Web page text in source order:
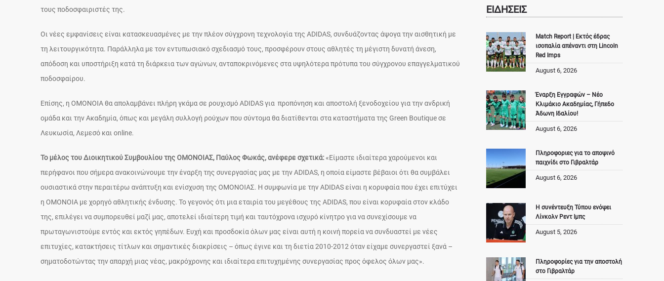
τους ποδοσφαιριστές της.
Οι νέες εμφανίσεις είναι κατασκευασμένες με την πλέον σύγχρονη τεχνολογία της ADIDAS, συνδυάζοντας άψογα την αισθητική με
τη λειτουργικότητα. Παράλληλα με τον εντυπωσιακό σχεδιασμό τους, προσφέρουν στους αθλητές τη μέγιστη δυνατή άνεση,
απόδοση και υποστήριξη κατά τη διάρκεια των αγώνων, ανταποκρινόμενες στα υψηλότερα πρότυπα του σύγχρονου επαγγελματικού
ποδοσφαίρου.
Επίσης, η ΟΜΟΝΟΙΑ θα απολαμβάνει πλήρη γκάμα σε ρουχισμό ADIDAS για προπόνηση και αποστολή ξενοδοχείου για την ανδρική
ομάδα και την Ακαδημία, όπως και μεγάλη συλλογή ρούχων που σύντομα θα διατίθενται στα καταστήματα της Green Boutique σε
Λευκωσία, Λεμεσό και online.
Το μέλος του Διοικητικού Συμβουλίου της ΟΜΟΝΟΙΑΣ, Παύλος Φωκάς, ανέφερε σχετικά: «Είμαστε ιδιαίτερα χαρούμενοι και
περήφανοι που σήμερα ανακοινώνουμε την έναρξη της συνεργασίας μας με την ADIDAS, η οποία είμαστε βέβαιοι ότι θα συμβάλει
ουσιαστικά στην περαιτέρω ανάπτυξη και ενίσχυση της ΟΜΟΝΟΙΑΣ. Η συμφωνία με την ADIDAS είναι η κορυφαία που έχει επιτύχει
η ΟΜΟΝΟΙΑ με χορηγό αθλητικής ένδυσης. Το γεγονός ότι μια εταιρία του μεγέθους της ADIDAS, που είναι κορυφαία στον κλάδο
της, επιλέγει να συμπορευθεί μαζί μας, αποτελεί ιδιαίτερη τιμή και ταυτόχρονα ισχυρό κίνητρο για να συνεχίσουμε να
πρωταγωνιστούμε εντός και εκτός γηπέδων. Ευχή και προσδοκία όλων μας είναι αυτή η κοινή πορεία να συνδυαστεί με νέες
επιτυχίες, κατακτήσεις τίτλων και σημαντικές διακρίσεις – όπως έγινε και τη διετία 2010-2012 όταν είχαμε συνεργαστεί ξανά –
σηματοδοτώντας την απαρχή μιας νέας, μακρόχρονης και ιδιαίτερα επιτυχημένης συνεργασίας προς όφελος όλων μας».
ΕΙΔΗΣΕΙΣ
Match Report | Εκτός έδρας
ισοπαλία απέναντι στη Lincoln
Red Imps
August 6, 2026
Έναρξη Εγγραφών – Νέο
Κλιμάκιο Ακαδημίας, Γήπεδο
Άδωνη Ιδαλίου!
August 6, 2026
Πληροφοριες για το αποψινό
παιχνίδι στο Γιβραλτάρ
August 6, 2026
Η συνέντευξη Τύπου ενόψει
Λίνκολν Ρεντ Ιμπς
August 5, 2026
Πληροφορίες για την αποστολή
στο Γιβραλτάρ